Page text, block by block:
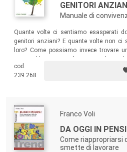
GENITORI
Manuale di
Quante volte ci sentiamo esasperati
genitori anziani? E quante volte non ci
loro? Come possiamo invece trovare
riusciremo a fare prima di tutto con
benessere emozionale.
cod.
239.268
Franco Voli
DA OGGI IN
Come riappropriarsi
smette di lavorare